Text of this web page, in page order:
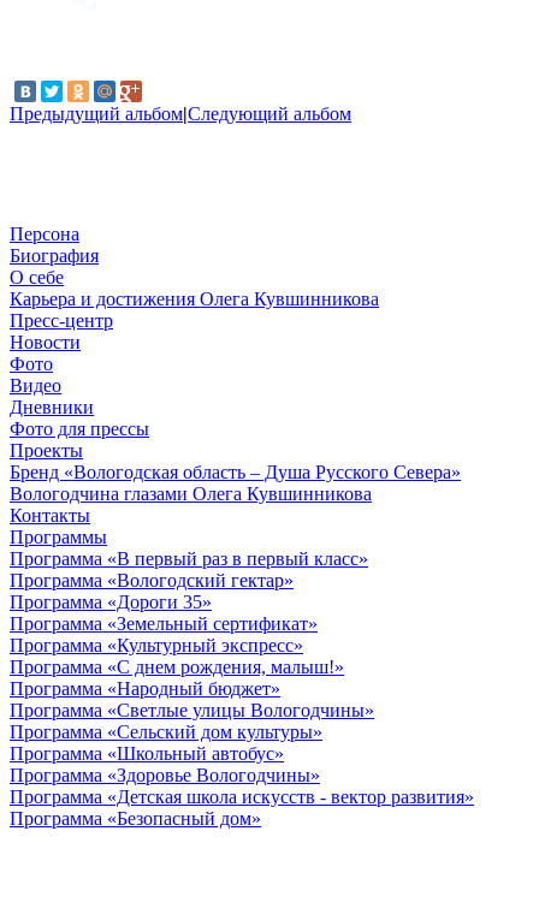
Предыдущий альбом|Следующий альбом
Персона
Биография
О себе
Карьера и достижения Олега Кувшинникова
Пресс-центр
Новости
Фото
Видео
Дневники
Фото для прессы
Проекты
Бренд «Вологодская область – Душа Русского Севера»
Вологодчина глазами Олега Кувшинникова
Контакты
Программы
Программа «В первый раз в первый класс»
Программа «Вологодский гектар»
Программа «Дороги 35»
Программа «Земельный сертификат»
Программа «Культурный экспресс»
Программа «С днем рождения, малыш!»
Программа «Народный бюджет»
Программа «Светлые улицы Вологодчины»
Программа «Сельский дом культуры»
Программа «Школьный автобус»
Программа «Здоровье Вологодчины»
Программа «Детская школа искусств - вектор развития»
Программа «Безопасный дом»